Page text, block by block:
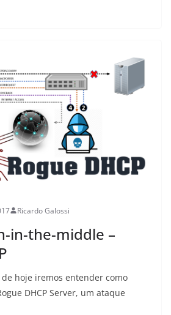
Ricardo Galossi
in-the-middle –
hoje iremos entender como
DHCP Server, um ataque